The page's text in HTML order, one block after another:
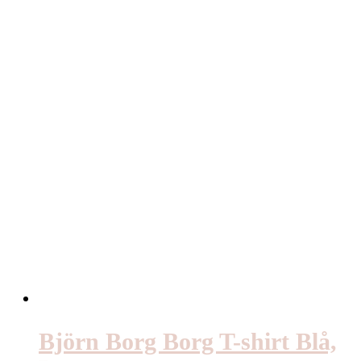
Björn Borg Borg T-shirt Blå,